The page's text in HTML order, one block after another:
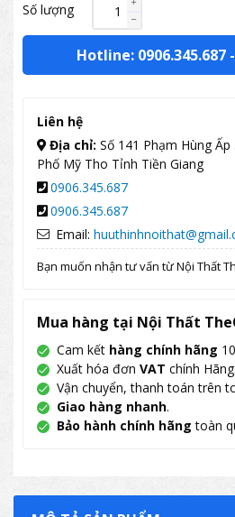
Số lượng
Hotline: 0906.345.687 -
Liên hệ
Địa chỉ: Số 141 Phạm Hùng
Phố Mỹ Tho Tỉnh Tiền Giang
0906.345.687
0906.345.687
Email:
Bạn muốn nhận tư vấn từ Nội Thất
Mua hàng tại Nội Thất
Cam kết hàng chính hãng
Xuất hóa đơn VAT chính Hãng.
Vận chuyển, thanh toán trên
Giao hàng nhanh.
Bảo hành chính hãng toàn